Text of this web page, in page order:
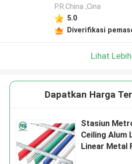
P.R.China ,Cina
5.0
Diverifikasi
Lihat Lebih
Dapatkan Harga
Stasiun
Ceiling Alum
Linear Metal